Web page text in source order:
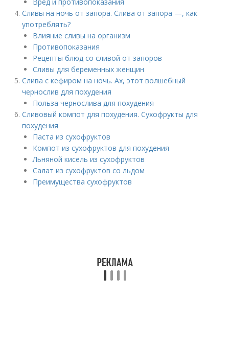
Сливы на ночь от запора. Слива от запора —, как
употреблять?
Влияние сливы на организм
Противопоказания
Рецепты блюд со сливой от запоров
Сливы для беременных женщин
Слива с кефиром на ночь. Ах, этот волшебный
чернослив для похудения
Польза чернослива для похудения
Сливовый компот для похудения. Сухофрукты для
похудения
Паста из сухофруктов
Компот из сухофруктов для похудения
Льняной кисель из сухофруктов
Салат из сухофруктов со льдом
Преимущества сухофруктов